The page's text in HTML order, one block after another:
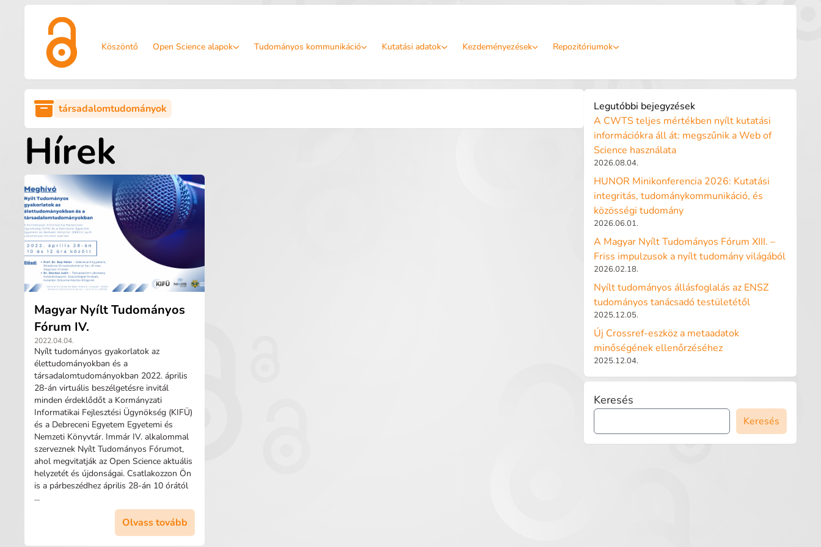
Köszöntő Open Science alapok Tudományos kommunikáció Kutatási adatok Kezdeményezések Repozitóriumok
társadalomtudományok
Hírek
Magyar Nyílt Tudományos
Fórum IV.
2022.04.04.
Nyílt tudományos gyakorlatok az
élettudományokban és a
társadalomtudományokban 2022. április
28-án virtuális beszélgetésre invitál
minden érdeklődőt a Kormányzati
Informatikai Fejlesztési Ügynökség (KIFÜ)
és a Debreceni Egyetem Egyetemi és
Nemzeti Könyvtár. Immár IV. alkalommal
szerveznek Nyílt Tudományos Fórumot,
ahol megvitatják az Open Science aktuális
helyzetét és újdonságai. Csatlakozzon Ön
is a párbeszédhez április 28-án 10 órától
...
Olvass tovább
Legutóbbi bejegyzések
A CWTS teljes mértékben nyílt kutatási
információkra áll át: megszűnik a Web of
Science használata
2026.08.04.
HUNOR Minikonferencia 2026: Kutatási
integritás, tudománykommunikáció, és
közösségi tudomány
2026.06.01.
A Magyar Nyílt Tudományos Fórum XIII. –
Friss impulzusok a nyílt tudomány világából
2026.02.18.
Nyílt tudományos állásfoglalás az ENSZ
tudományos tanácsadó testületétől
2025.12.05.
Új Crossref-eszköz a metaadatok
minőségének ellenőrzéséhez
2025.12.04.
Keresés
Keresés